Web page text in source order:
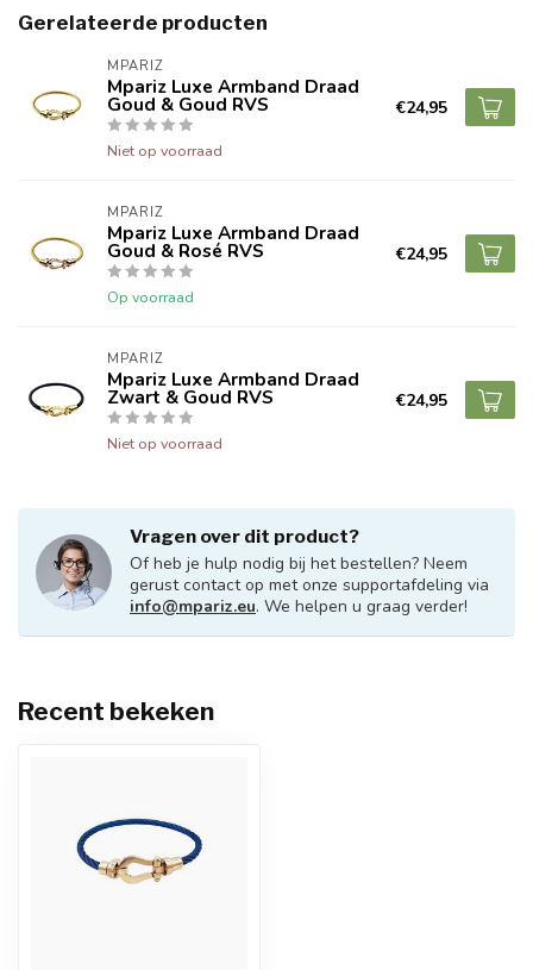
Gerelateerde producten
MPARIZ
Mpariz Luxe Armband Draad
Goud & Goud RVS
Niet op voorraad
€24,95
MPARIZ
Mpariz Luxe Armband Draad
Goud & Rosé RVS
Op voorraad
€24,95
MPARIZ
Mpariz Luxe Armband Draad
Zwart & Goud RVS
Niet op voorraad
€24,95
Vragen over dit product?
Of heb je hulp nodig bij het bestellen? Neem
gerust contact op met onze supportafdeling via
info@mpariz.eu. We helpen u graag verder!
Recent bekeken